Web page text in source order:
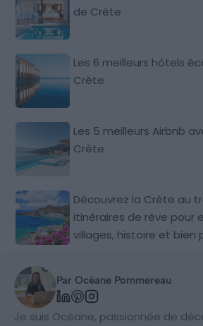
de Crète
Les 6 meilleurs hôtels
Crète
Les 5 meilleurs Airbnb
Crète
Découvrez la Crète au
itinéraires de rêve pour
villages, histoire et bien
Par Océane Pommereau
Je suis Océane, passionnée de